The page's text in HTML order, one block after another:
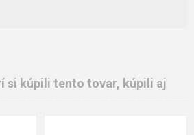
si kúpili tento tovar, kúpili aj